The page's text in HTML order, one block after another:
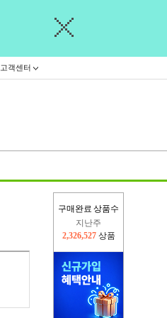
고객센터
구매완료 상품수
이번주
2,228,540 상품